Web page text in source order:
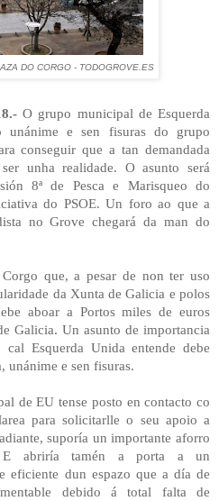
DO CORGO - TODOGROVE.ES
O grupo municipal de Esquerda
e sen fisuras do grupo
conseguir que a tan demandada
unha realidade. O asunto será
8ª de Pesca e Marisqueo do
do PSOE. Un foro ao que a
no Grove chegará da man do
que, a pesar de non ter uso
da Xunta de Galicia e polos
aboar a Portos miles de euros
Galicia. Un asunto de importancia
Esquerda Unida entende debe
unánime e sen fisuras.
de EU tense posto en contacto co
para solicitarlle o seu apoio a
suporía un importante aforro
E abriría tamén a porta a un
eficiente dun espazo que a día de
debido á total falta de